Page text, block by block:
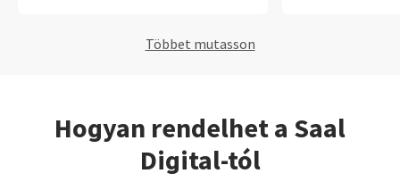
Többet mutasson
Hogyan rendelhet a Saal
Digital-tól